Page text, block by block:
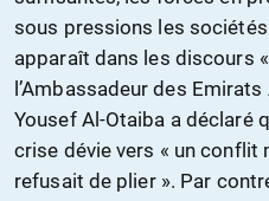
sous pressions les
apparaît dans les discours
l’Ambassadeur des
Yousef Al-Otaiba a déclaré
crise dévie vers « un conflit
refusait de plier ». Par